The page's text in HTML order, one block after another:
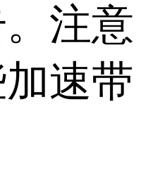
注意
速带